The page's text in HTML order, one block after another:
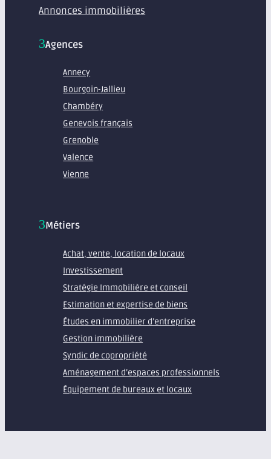
Annonces immobilières
Agences
Annecy
Bourgoin-Jallieu
Chambéry
Genevois français
Grenoble
Valence
Vienne
Métiers
Achat, vente, location de locaux
Investissement
Stratégie Immobilière et conseil
Estimation et expertise de biens
Études en immobilier d’entreprise
Gestion immobilière
Syndic de copropriété
Aménagement d’espaces professionnels
Équipement de bureaux et locaux